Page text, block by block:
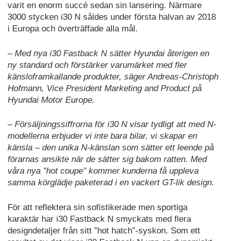
varit en enorm succé sedan sin lansering. Närmare
3000 stycken i30 N såldes under första halvan av 2018
i Europa och överträffade alla mål.
– Med nya i30 Fastback N sätter Hyundai återigen en
ny standard och förstärker varumärket med fler
känsloframkallande produkter, säger Andreas-Christoph
Hofmann, Vice President Marketing and Product på
Hyundai Motor Europe.
– Försäljningssiffrorna för i30 N visar tydligt att med N-
modellerna erbjuder vi inte bara bilar, vi skapar en
känsla – den unika N-känslan som sätter ett leende på
förarnas ansikte när de sätter sig bakom ratten. Med
våra nya ”hot coupe” kommer kunderna få uppleva
samma körglädje paketerad i en vackert GT-lik design.
För att reflektera sin sofistikerade men sportiga
karaktär har i30 Fastback N smyckats med flera
designdetaljer från sitt ”hot hatch”-syskon. Som ett